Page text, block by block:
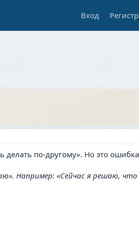
Вход
по-другому». Но это
Например: «Сейчас я решаю,